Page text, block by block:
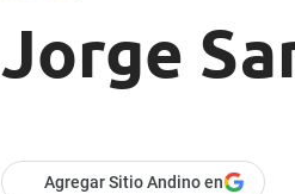
Jorge
Agregar Sitio Andino en